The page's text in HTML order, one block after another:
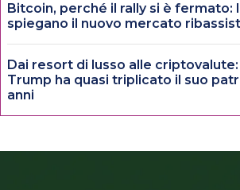
Bitcoin, perché il rally si è fermato:
spiegano il nuovo mercato
Dai resort di lusso alle
Trump ha quasi triplicato il suo
anni